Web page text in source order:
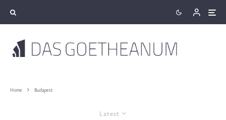
Home Budapest
Latest